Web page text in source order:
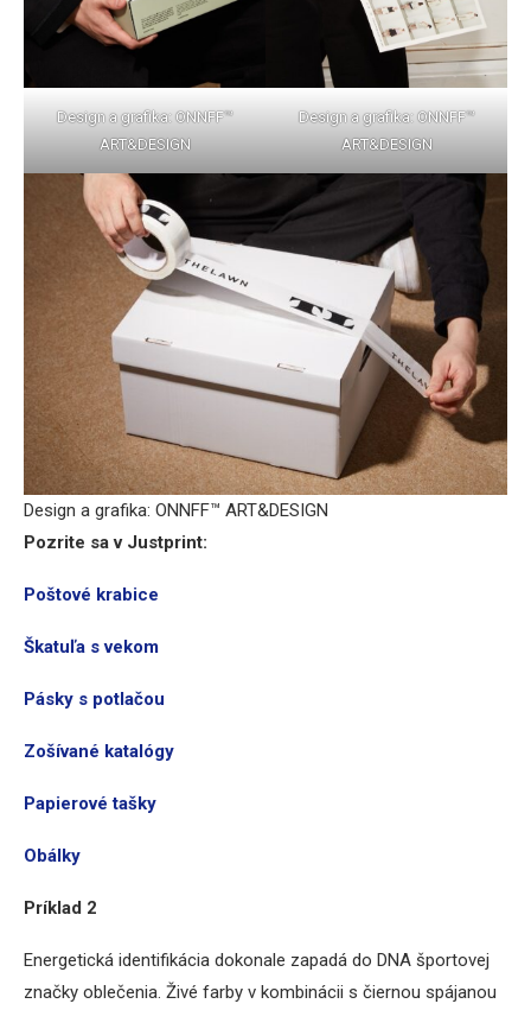
Design a grafika: ONNFF™
ART&DESIGN
Design a grafika: ONNFF™
ART&DESIGN
Design a grafika: ONNFF™ ART&DESIGN
Pozrite sa v Justprint:
Poštové krabice
Škatuľa s vekom
Pásky s potlačou
Zošívané katalógy
Papierové tašky
Obálky
Príklad 2
Energetická identifikácia dokonale zapadá do DNA športovej
značky oblečenia. Živé farby v kombinácii s čiernou spájanou